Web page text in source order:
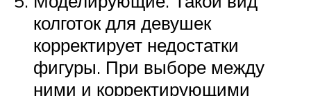
колготок для девушек
корректирует недостатки
фигуры. При выборе между
ними и корректирующими